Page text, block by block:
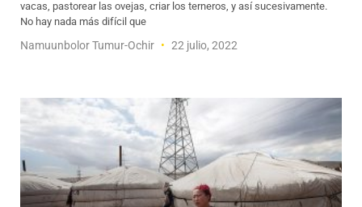
vacas, pastorear las ovejas, criar los terneros, y así sucesivamente.
No hay nada más difícil que
Namuunbolor Tumur-Ochir 22 julio, 2022